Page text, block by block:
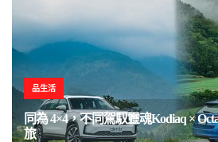
品生活
同為 4×4，不同駕馭靈魂Kodiaq ×
旅